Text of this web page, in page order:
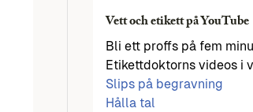
Vett och etikett på YouTube
Bli ett proffs på fem
Etikettdoktorns videos i
Slips på begravning
Hålla tal